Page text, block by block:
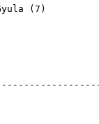
( 7